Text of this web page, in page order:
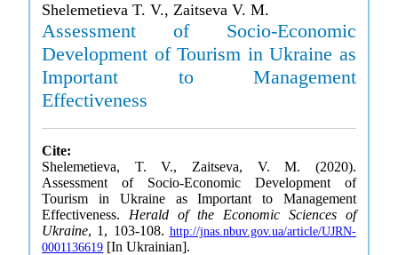
Shelemetieva T. V., Zaitseva V. M.
Assessment of Socio-Economic
Development of Tourism in Ukraine as
Important to Management
Effectiveness
Cite:
Shelemetieva, T. V., Zaitseva, V. M. (2020).
Assessment of Socio-Economic Development of
Tourism in Ukraine as Important to Management
Effectiveness. Herald of the Economic Sciences of
Ukraine, 1, 103-108. http://jnas.nbuv.gov.ua/article/UJRN-
0001136619 [In Ukrainian].